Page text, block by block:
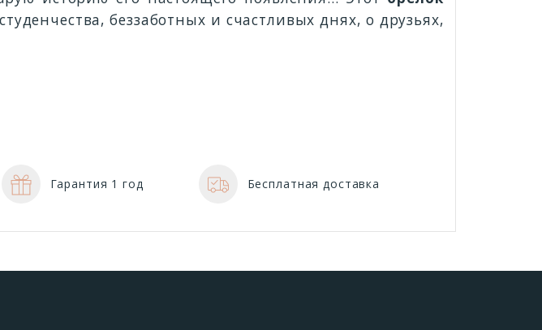
студенчества, беззаботных и счастливых днях, о друзьях,
Гарантия 1 год Бесплатная доставка